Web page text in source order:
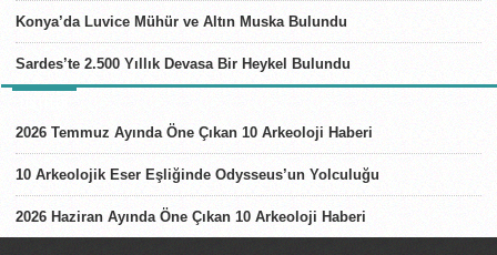
Konya’da Luvice Mühür ve Altın Muska Bulundu
Sardes’te 2.500 Yıllık Devasa Bir Heykel Bulundu
2026 Temmuz Ayında Öne Çıkan 10 Arkeoloji Haberi
10 Arkeolojik Eser Eşliğinde Odysseus’un Yolculuğu
2026 Haziran Ayında Öne Çıkan 10 Arkeoloji Haberi